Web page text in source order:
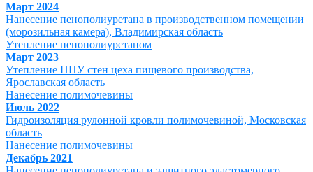
Март 2024
Нанесение пенополиуретана в производственном помещении
(морозильная камера), Владимирская область
Утепление пенополиуретаном
Март 2023
Утепление ППУ стен цеха пищевого производства,
Ярославская область
Нанесение полимочевины
Июль 2022
Гидроизоляция рулонной кровли полимочевиной, Московская
область
Нанесение полимочевины
Декабрь 2021